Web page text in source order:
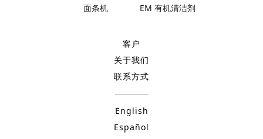
面条机
EM 有机清洁剂
客户
关于我们
联系方式
English
Español